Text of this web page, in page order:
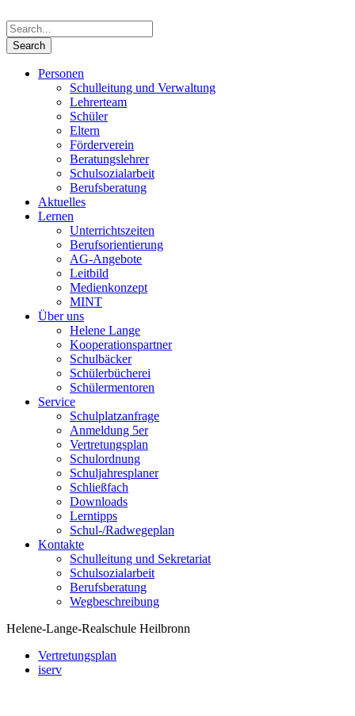
Personen
Schulleitung und Verwaltung
Lehrerteam
Schüler
Eltern
Förderverein
Beratungslehrer
Schulsozialarbeit
Berufsberatung
Aktuelles
Lernen
Unterrichtszeiten
Berufsorientierung
AG-Angebote
Leitbild
Medienkonzept
MINT
Über uns
Helene Lange
Kooperationspartner
Schulbäcker
Schülerbücherei
Schülermentoren
Service
Schulplatzanfrage
Anmeldung 5er
Vertretungsplan
Schulordnung
Schuljahresplaner
Schließfach
Downloads
Lerntipps
Schul-/Radwegeplan
Kontakte
Schulleitung und Sekretariat
Schulsozialarbeit
Berufsberatung
Wegbeschreibung
Helene-Lange-Realschule Heilbronn
Vertretungsplan
iserv